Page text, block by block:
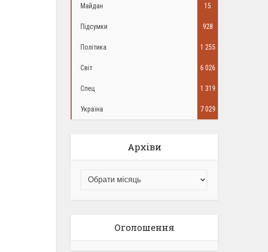
Майдан 15
Підсумки 928
Політика 1 255
Світ 6 026
Спец 1 319
Україна 7 029
Архіви
Оголошення